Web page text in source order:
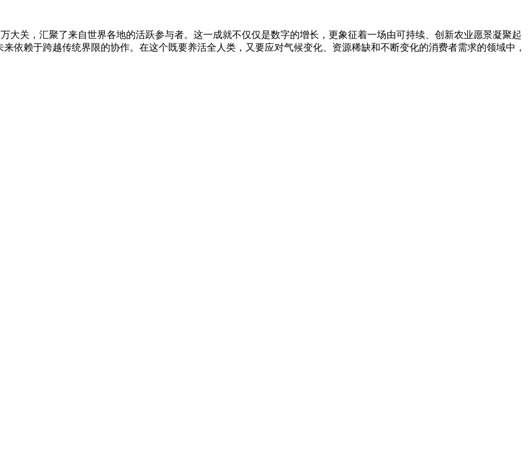
大关，汇聚了来自世界各地的活跃参与者。这一成就不仅仅是数字的增长，更象征着一场由可持续、创新农业愿景凝聚起
依赖于跨越传统界限的协作。在这个既要养活全人类，又要应对气候变化、资源稀缺和不断变化的消费者需求的领域中，